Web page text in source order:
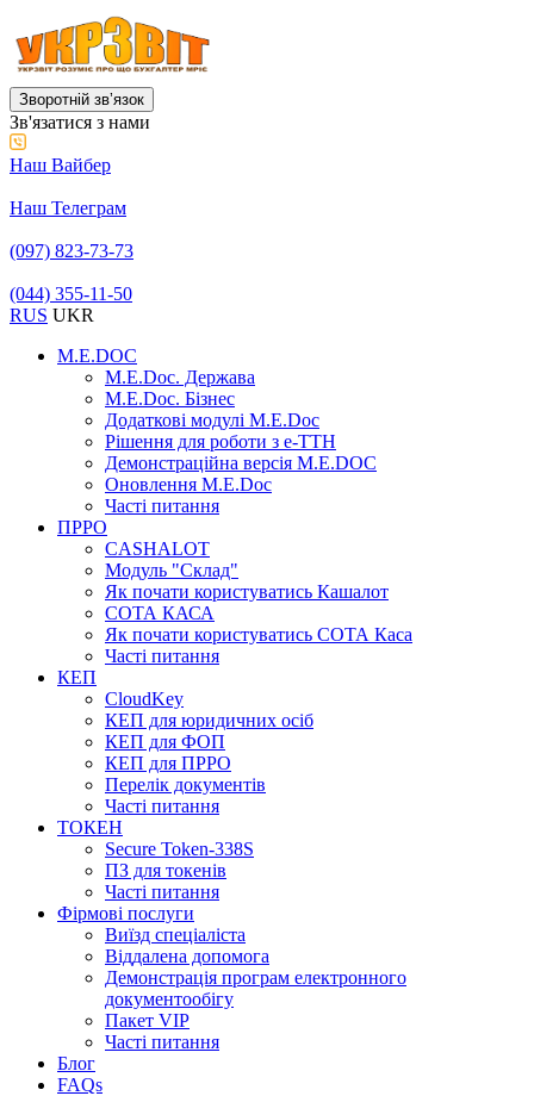
Зворотній звʼязок
Зв'язатися з нами
Наш Вайбер
Наш Телеграм
(097) 823-73-73
(044) 355-11-50
RUS UKR
M.E.DOC
M.E.Doc. Держава
M.E.Doc. Бізнес
Додаткові модулі M.E.Doc
Рішення для роботи з е-ТТН
Демонстраційна версія M.E.DOC
Оновлення M.E.Doc
Часті питання
ПРРО
CASHALOT
Модуль "Склад"
Як почати користуватись Кашалот
СОТА КАСА
Як почати користуватись СОТА Каса
Часті питання
КЕП
CloudKey
КЕП для юридичних осіб
КЕП для ФОП
КЕП для ПРРО
Перелік документів
Часті питання
ТОКЕН
Secure Token-338S
ПЗ для токенів
Часті питання
Фірмові послуги
Виїзд спеціаліста
Віддалена допомога
Демонстрація програм електронного
документообігу
Пакет VIP
Часті питання
Блог
FAQs